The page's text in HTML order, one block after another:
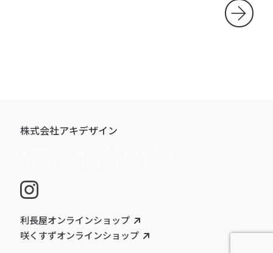
株式会社アキデザイン
利長屋オンラインショップ
咲くすずオンラインショップ